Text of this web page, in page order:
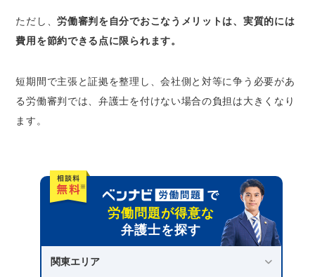
ただし、労働審判を自分でおこなうメリットは、実質的には
費用を節約できる点に限られます。
短期間で主張と証拠を整理し、会社側と対等に争う必要があ
る労働審判では、弁護士を付けない場合の負担は大きくなり
ます。
労働問題が得意な
弁護士を探す
関東エリア